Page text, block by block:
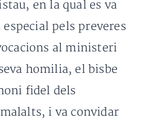
en la qual es va
pels preveres
al ministeri
homilia, el bisbe
fidel dels
i va convidar